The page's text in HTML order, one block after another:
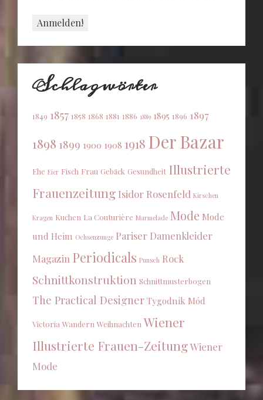
Schlagwörter
1849 1857 1858 1868 1881 1886 1889 1895 1896 1897
1898 1899 1900 1908 1918 Der Bazar
Ehe Eier Fisch Frau Gebäck Gesundheit Illustrierte
Frauenzeitung Isidor Rosenfeld Kirschen
Kragen Kuchen La Couturière Marmelade Mode Mode
und Heim Ochsenzunge Pariser Damenkleider
Magazin Periodicals Punsch Rock
Schnittkonstruktion Schnittmusterbogen
The Practical Designer Tygodnik Mód
Victoria Wandern Weihnachten Wiener
Illustrierte Frauen-ZeitungWiener
Mode